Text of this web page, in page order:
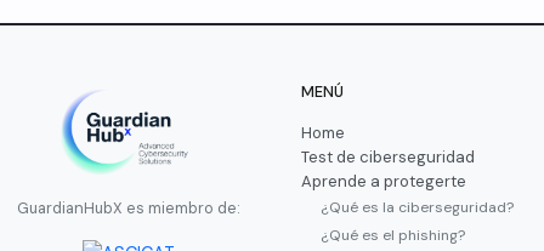
GuardianHubX es miembro de:
MENÚ
Home
Test de ciberseguridad
Aprende a protegerte
¿Qué es la ciberseguridad?
¿Qué es el phishing?